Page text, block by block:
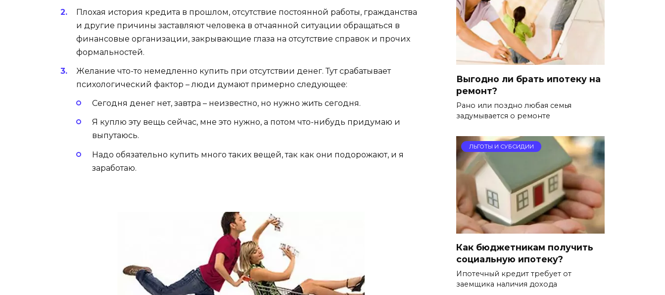
Плохая история кредита в прошлом, отсутствие постоянной работы, гражданства
и другие причины заставляют человека в отчаянной ситуации обращаться в
финансовые организации, закрывающие глаза на отсутствие справок и прочих
формальностей.
Желание что-то немедленно купить при отсутствии денег. Тут срабатывает
психологический фактор – люди думают примерно следующее:
Сегодня денег нет, завтра – неизвестно, но нужно жить сегодня.
Я куплю эту вещь сейчас, мне это нужно, а потом что-нибудь придумаю и
выпутаюсь.
Надо обязательно купить много таких вещей, так как они подорожают, и я
заработаю.
Выгодно ли брать ипотеку на
ремонт?
Рано или поздно любая семья
задумывается о ремонте
ЛЬГОТЫ И СУБСИДИИ
Как бюджетникам получить
социальную ипотеку?
Ипотечный кредит требует от
заемщика наличия дохода